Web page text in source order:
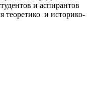
и аспирантов
теоретико и историко-